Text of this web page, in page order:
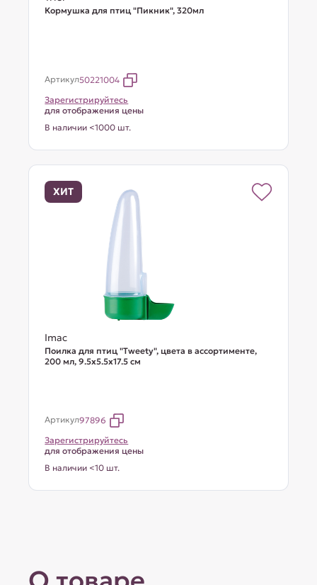
Кормушка для птиц "Пикник", 320мл
Артикул50221004
Зарегистрируйтесь
для отображения цены
В наличии <1000 шт.
ХИТ
Imac
Поилка для птиц "Tweety", цвета в ассортименте,
200 мл, 9.5х5.5х17.5 см
Артикул97896
Зарегистрируйтесь
для отображения цены
В наличии <10 шт.